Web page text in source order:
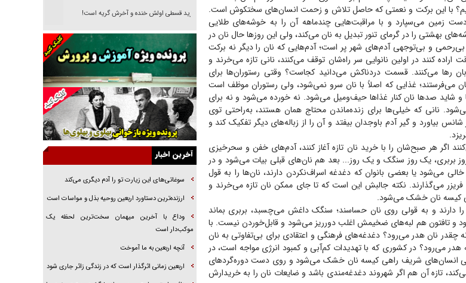
با این برکت و نعمتی که حاصل تلاش و زحمت انسان‌های سختکوش است.
دست زمین می‌سپارد و با مراقبت‌هایی چندماهه آن را به خوشه‌های طلایی
بهشتی را در گرمای تنور تبدیل به نان می‌کند، ولی این روز‌ها حال نان در
و بی‌توجهی آدم‌های شهر پر است؛ آدم‌هایی که نان را دیگر نه برکت
اراده کنند در اولین نانوایی سر راه‌شان توقف می‌کنند، نانی تازه می‌خرند و
رها می‌کنند. قسمت دردناکش می‌دانید کجاست؟ وقتی رستوران‌ها برای
می‌فرستند؛ غذایی که اصلاً با نان سرو نمی‌شود، ولی رستوران موظف است
و شاید صد‌ها نان کنار غذا‌ها حیف‌ومیل می‌شود. نه خورده می‌شود و نه برای
نانی که خیلی‌ها برای زنده‌ماندن محتاج همان هستند، به‌راحتی توی
بیاورد و گیر آدم باوجدان بیفتد و آن را از زباله‌های دیگر تفکیک کند و
اگر هر صبح‌شان را با خرید نان تازه آغاز کنند، آدم‌های خفن و سحرخیزی
بربری، یک روز سنگک و یک روز... بعد هم نان‌های قبلی بیات می‌شود و در
می‌شود یا بعضی بانوان که دغدغه اسراف‌نکردن دارند، نان‌ها را به قول
فریزر می‌گذارند. نکته جالبش این است که تا جای ممکن نان تازه می‌خرند و
کیسه نان خشک می‌شود.
دارند و به قولی روی نان حساسند؛ سنگک داغش می‌چسبد، بربری بماند
تافتون هم لبه‌های ضخیمش اغلب دورریز می‌شود و قابل‌خوردن نیست. با
چقدر نان هدر می‌رود؟ دغدغه‌های فرهنگی و اعتقادی برای بی‌تفاوتی به نان
می‌رود؟ در کشوری که با تهدیدات کم‌آبی و کمبود انرژی مواجه است، در
انسان‌های شریف راهی کیسه نان خشک می‌شود و روی دست دوره‌گرد‌های
تازه آن هم اگر شهروند دغدغه‌مندی باشد و ضایعات نان را به خریدارش
خرید قسطی اولش خنده و آخرش گریه است!
فوتبال و آن «بالا»!
راهبرد غافلگیری با نسل جدید پهپاد‌ها
جنجال پزشکان تقلبی در صنعت زیبایی
یهودی‌ها در ادبیات داستانی اروپا؛ از شکسپیر تا
دیکنز
گفت‌وگو با خواهر یکی از شهدای جنگ رمضان/
خواهرم فرمانده جهادی و اهل خدمت بی‌منت بود
جزئیات شکنجه‌هایم فراتر از آن است که در بیان
بگنجد!
گزارش «جوان» از قوانین سخت‌گیرانه ۶ قاره در
نقشه راه آینده غرب آسیا
لبنان/ هر شبش شب قدر بود
آخرین اخبار
سوغاتی‌های این زیارت تو را آدم دیگری می‌کند
ارزنده‌ترین دستاورد اربعین روحیه بذل و مواسات است
وداع با آخرین میهمان سخت‌ترین لحظه یک
موکب‌دار است
آنچه اربعین به ما آموخت
اربعین زمانی اثرگذار است که در زندگی زائر جاری شود